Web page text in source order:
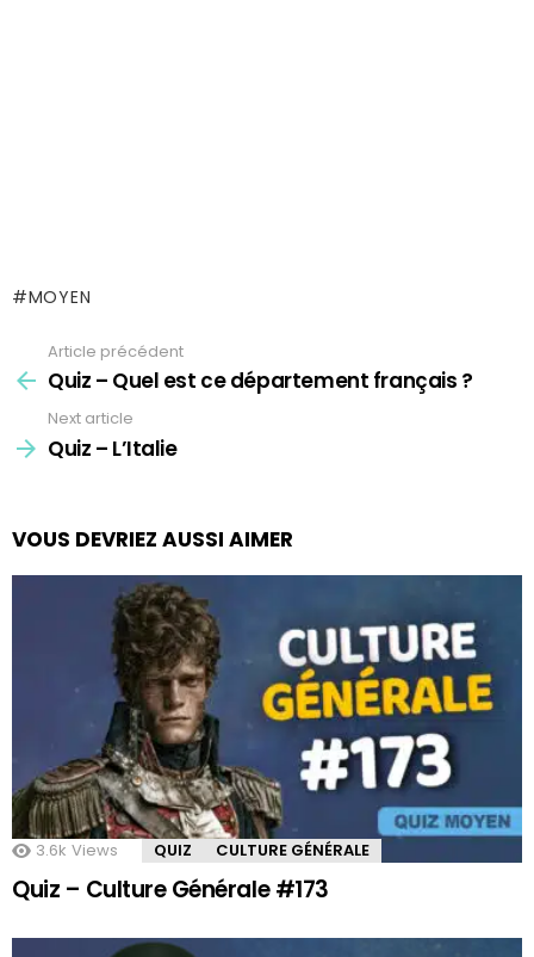
MOYEN
more
Article précédent
Quiz – Quel est ce département français ?
Next article
Quiz – L’Italie
VOUS DEVRIEZ AUSSI AIMER
3.6k Views QUIZ CULTURE GÉNÉRALE
Quiz – Culture Générale #173